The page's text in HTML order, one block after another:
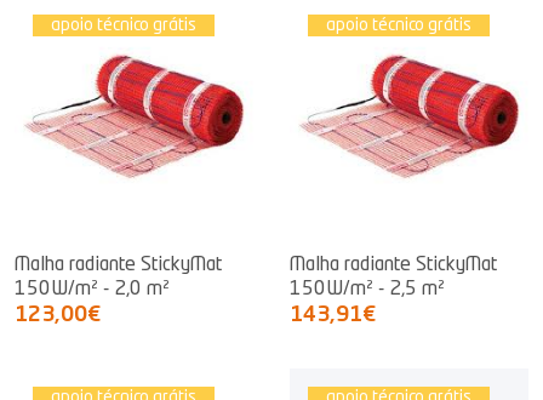
apoio técnico grátis
Malha radiante StickyMat
150W/m² - 2,0 m²
123,00€
apoio técnico grátis
Malha radiante StickyMat
150W/m² - 2,5 m²
143,91€